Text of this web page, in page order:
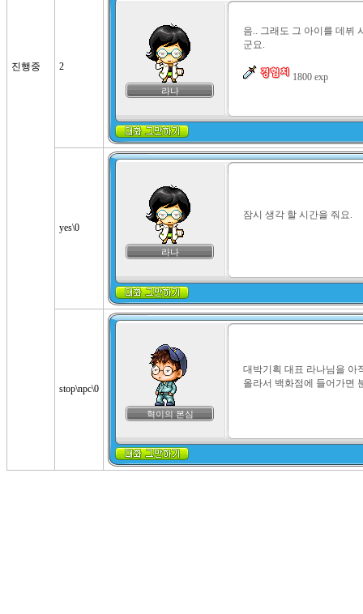
진행중 2
라나
음.. 그래도 그 아이를 데뷔
군요.
1800 exp
yes\0
라나
잠시 생각 할 시간을 줘요.
stop\npc\0
혁이의 본심
대박기획 대표 라나님을 아
올라서 백화점에 들어가면